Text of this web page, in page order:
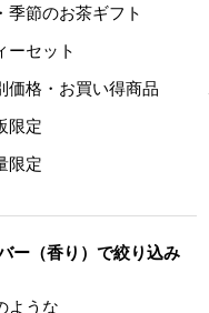
季節のお茶ギフト
ーセット
価格・お買い得商品
限定
限定
ー（香り）で絞り込み
ような